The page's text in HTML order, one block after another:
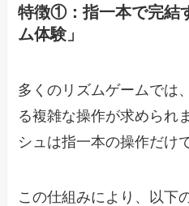
特徴①：指一本で完結
ム体験」
多くのリズムゲームでは
る複雑な操作が求められ
シュは指一本の操作だけ
この仕組みにより、以下